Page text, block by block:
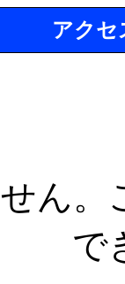
アクセ
ん
で